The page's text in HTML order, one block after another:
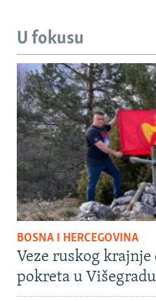
U fokusu
BOSNA I HERCEGOVINA
Veze ruskog krajnje
pokreta u Višegradu